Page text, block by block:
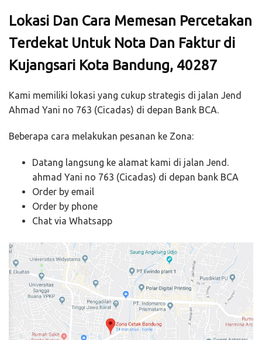
Lokasi Dan Cara Memesan Percetakan
Terdekat Untuk Nota Dan Faktur di
Kujangsari Kota Bandung, 40287
Kami memiliki lokasi yang cukup strategis di jalan Jend
Ahmad Yani no 763 (Cicadas) di depan Bank BCA.
Beberapa cara melakukan pesanan ke Zona:
Datang langsung ke alamat kami di jalan Jend.
ahmad Yani no 763 (Cicadas) di depan bank BCA
Order by email
Order by phone
Chat via Whatsapp